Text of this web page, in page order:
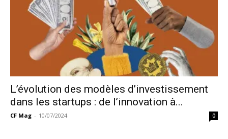
L’évolution des modèles d’investissement
dans les startups : de l’innovation à...
CF Mag - 10/07/2024 0